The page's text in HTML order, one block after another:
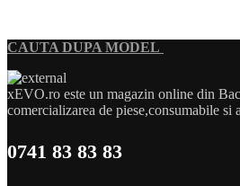
CAUTA DUPA MODEL
xEVO.ro este un magazin online din
comercializarea de piese,consumabile si
0741 83 83 83